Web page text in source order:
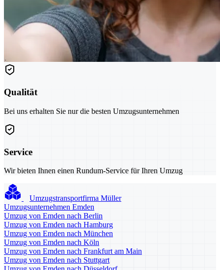
Qualität
Bei uns erhalten Sie nur die besten Umzugsunternehmen
Service
Wir bieten Ihnen einen Rundum-Service für Ihren Umzug
Umzugstransportfirma Müller
Umzugsunternehmen Emden
Umzug von Emden nach Berlin
Umzug von Emden nach Hamburg
Umzug von Emden nach München
Umzug von Emden nach Köln
Umzug von Emden nach Frankfurt am Main
Umzug von Emden nach Stuttgart